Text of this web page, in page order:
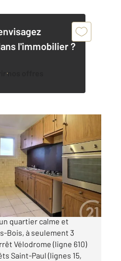
l'immobilier ?
nos offres
à vendre
€
BOIS PROCHE FUTUR
quartier calme et
Bois, à seulement 3
Vélodrome (ligne 610)
Saint-Paul (lignes 15,